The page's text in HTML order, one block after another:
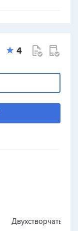
4
Двухстворчатые